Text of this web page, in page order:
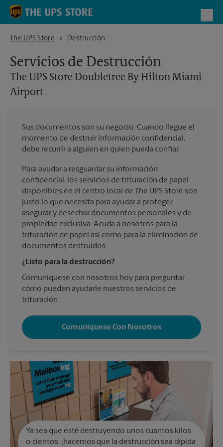
Skip to content
Return to Nav
The UPS Store
The UPS Store Doubletree By Hilton Miami Airport
Destrucción
Servicios de Destrucción
The UPS Store Doubletree By Hilton Miami
Airport
Sus documentos son su negocio. Cuando llegue el
momento de destruir información confidencial,
debe recurrir a alguien en quien pueda confiar.
Para ayudar a resguardar su información
confidencial, los servicios de trituración de papel
disponibles en el centro local de The UPS Store son
justo lo que necesita para ayudar a proteger,
asegurar y desechar documentos personales y de
propiedad exclusiva. Acuda a nosotros para la
trituración de papel así como para la eliminación de
documentos destruidos.
¿Listo para la destrucción?
Comuníquese con nosotros hoy para preguntar
cómo pueden ayudarle nuestros servicios de
trituración.
Comuníquese Con Nosotros
Ya sea que esté destruyendo unos cuantos kilos
o cientos, ¡hacemos que la destrucción sea rápida